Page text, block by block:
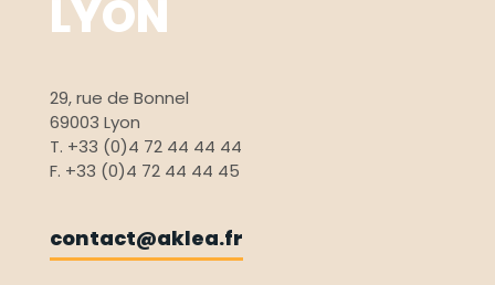
LYON
29, rue de Bonnel
69003 Lyon
T. +33 (0)4 72 44 44 44
F. +33 (0)4 72 44 44 45
contact@aklea.fr